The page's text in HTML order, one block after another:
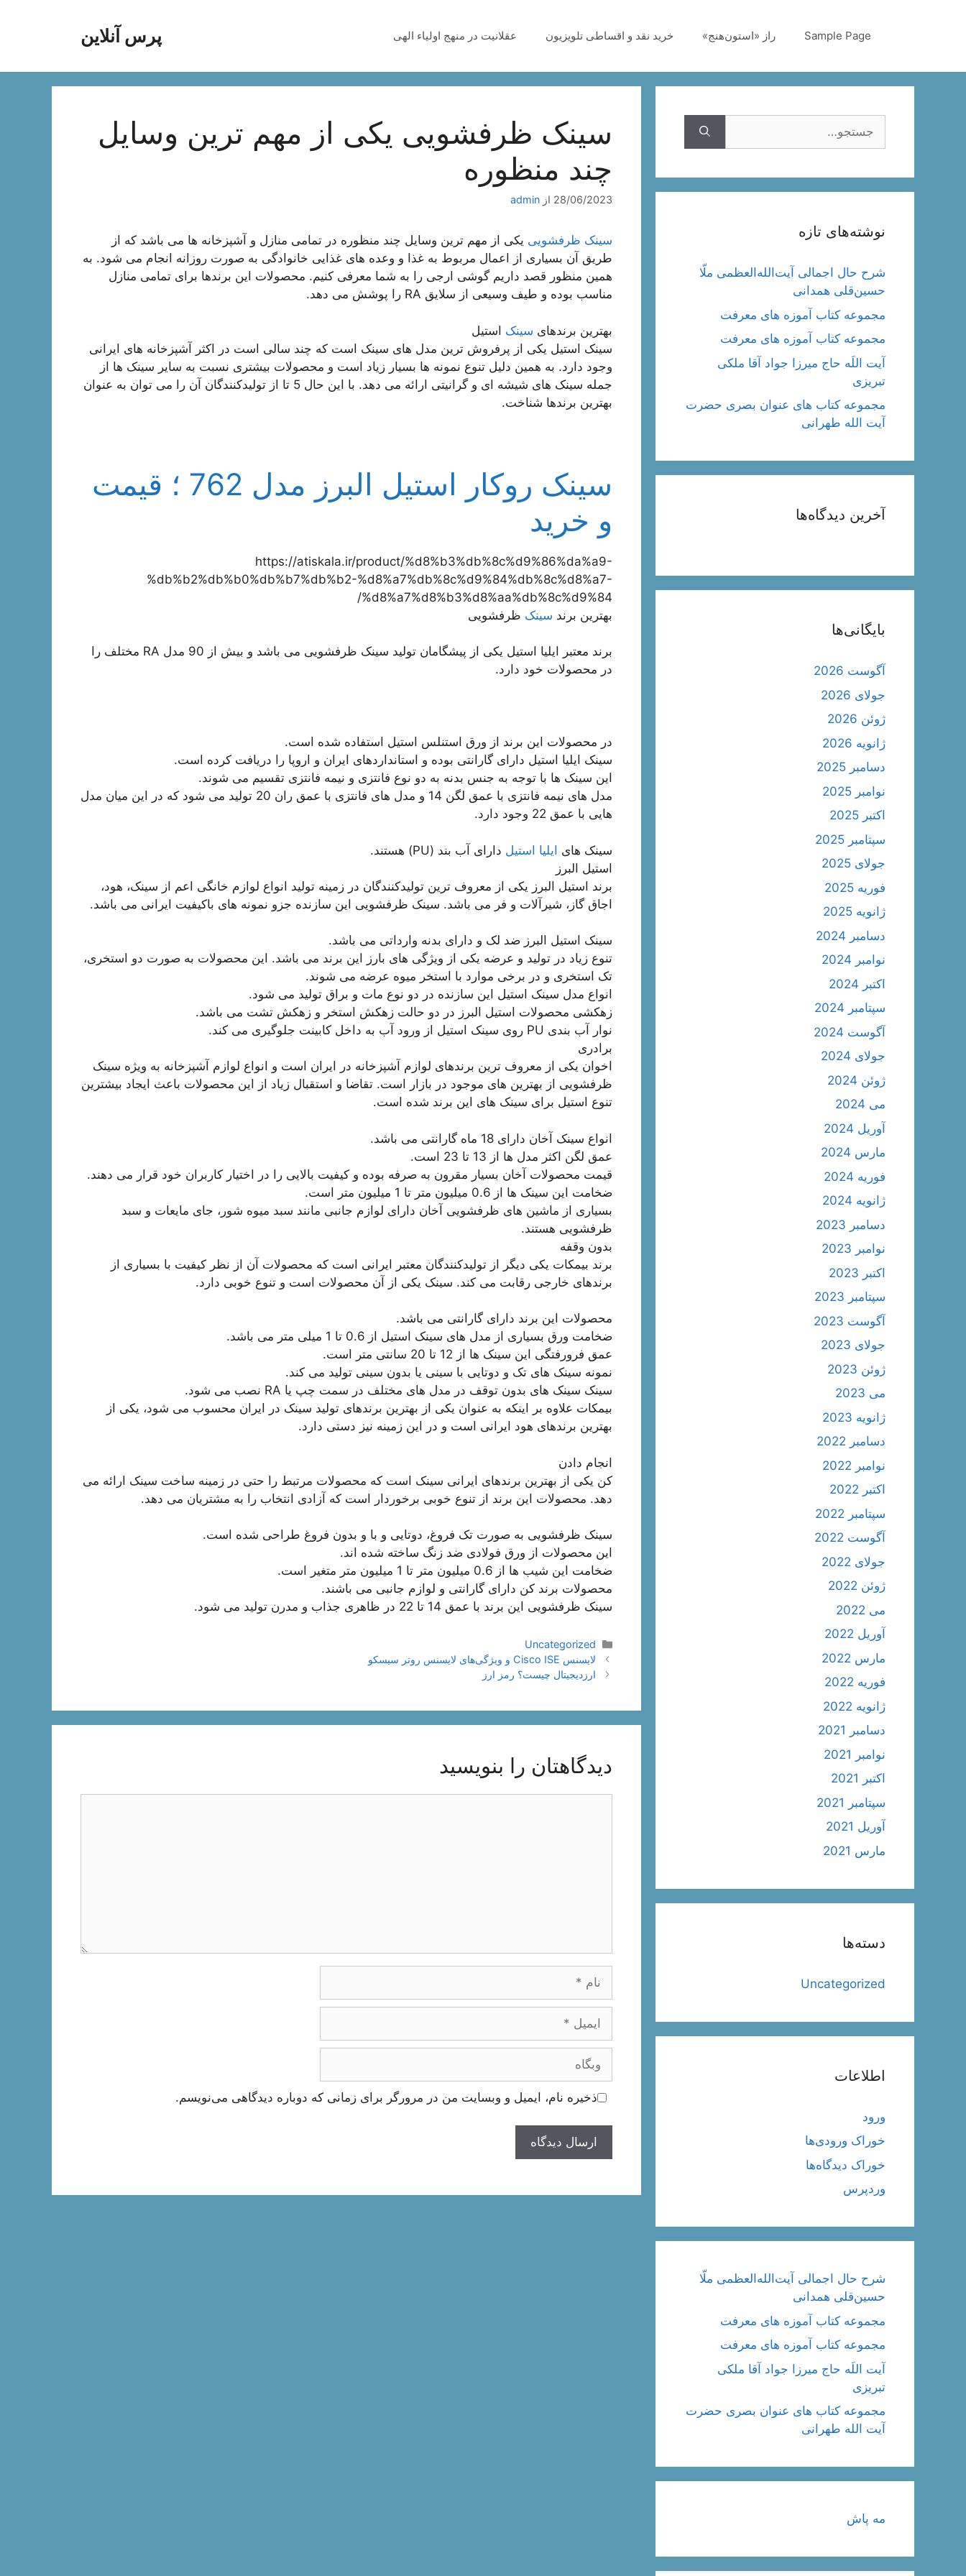
پرس آنلاین Sample Page راز «استون‌هنج» خرید نقد و اقساطی تلویزیون عقلانیت در منهج اولیاء الهی
سینک ظرفشویی یکی از مهم ترین وسایل
چند منظوره
28/06/2023 از admin
سینک ظرفشویی یکی از مهم ترین وسایل چند منظوره در تمامی منازل و آشپزخانه ها می باشد که از
طریق آن بسیاری از اعمال مربوط به غذا و وعده های غذایی خانوادگی به صورت روزانه انجام می شود. به
همین منظور قصد داریم گوشی ارجی را به شما معرفی کنیم. محصولات این برندها برای تمامی منازل
مناسب بوده و طیف وسیعی از سلایق RA را پوشش می دهد.
بهترین برندهای سینک استیل
سینک استیل یکی از پرفروش ترین مدل های سینک است که چند سالی است در اکثر آشپزخانه های ایرانی
وجود دارد. به همین دلیل تنوع نمونه ها بسیار زیاد است و محصولات بیشتری نسبت به سایر سینک ها از
جمله سینک های شیشه ای و گرانیتی ارائه می دهد. با این حال 5 تا از تولیدکنندگان آن را می توان به عنوان
بهترین برندها شناخت.
سینک روکار استیل البرز مدل 762 ؛ قیمت
و خرید
https://atiskala.ir/product/%d8%b3%db%8c%d9%86%da%a9-
%db%b2%db%b0%db%b7%db%b2-%d8%a7%db%8c%d9%84%db%8c%d8%a7-
%d8%a7%d8%b3%d8%aa%db%8c%d9%84/
بهترین برند سینک ظرفشویی
برند معتبر ایلیا استیل یکی از پیشگامان تولید سینک ظرفشویی می باشد و بیش از 90 مدل RA مختلف را
در محصولات خود دارد.
در محصولات این برند از ورق استنلس استیل استفاده شده است.
سینک ایلیا استیل دارای گارانتی بوده و استانداردهای ایران و اروپا را دریافت کرده است.
این سینک ها با توجه به جنس بدنه به دو نوع فانتزی و نیمه فانتزی تقسیم می شوند.
مدل های نیمه فانتزی با عمق لگن 14 و مدل های فانتزی با عمق ران 20 تولید می شود که در این میان مدل
هایی با عمق 22 وجود دارد.
سینک های ایلیا استیل دارای آب بند (PU) هستند.
استیل البرز
برند استیل البرز یکی از معروف ترین تولیدکنندگان در زمینه تولید انواع لوازم خانگی اعم از سینک، هود،
اجاق گاز، شیرآلات و فر می باشد. سینک ظرفشویی این سازنده جزو نمونه های باکیفیت ایرانی می باشد.
سینک استیل البرز ضد لک و دارای بدنه وارداتی می باشد.
تنوع زیاد در تولید و عرضه یکی از ویژگی های بارز این برند می باشد. این محصولات به صورت دو استخری،
تک استخری و در برخی موارد با استخر میوه عرضه می شوند.
انواع مدل سینک استیل این سازنده در دو نوع مات و براق تولید می شود.
زهکشی محصولات استیل البرز در دو حالت زهکش استخر و زهکش تشت می باشد.
نوار آب بندی PU روی سینک استیل از ورود آب به داخل کابینت جلوگیری می کند.
برادری
اخوان یکی از معروف ترین برندهای لوازم آشپزخانه در ایران است و انواع لوازم آشپزخانه به ویژه سینک
ظرفشویی از بهترین های موجود در بازار است. تقاضا و استقبال زیاد از این محصولات باعث ایجاد بیشترین
تنوع استیل برای سینک های این برند شده است.
انواع سینک آخان دارای 18 ماه گارانتی می باشد.
عمق لگن اکثر مدل ها از 13 تا 23 است.
قیمت محصولات آخان بسیار مقرون به صرفه بوده و کیفیت بالایی را در اختیار کاربران خود قرار می دهند.
ضخامت این سینک ها از 0.6 میلیون متر تا 1 میلیون متر است.
بسیاری از ماشین های ظرفشویی آخان دارای لوازم جانبی مانند سبد میوه شور، جای مایعات و سبد
ظرفشویی هستند.
بدون وقفه
برند بیمکات یکی دیگر از تولیدکنندگان معتبر ایرانی است که محصولات آن از نظر کیفیت با بسیاری از
برندهای خارجی رقابت می کند. سینک یکی از آن محصولات است و تنوع خوبی دارد.
محصولات این برند دارای گارانتی می باشد.
ضخامت ورق بسیاری از مدل های سینک استیل از 0.6 تا 1 میلی متر می باشد.
عمق فرورفتگی این سینک ها از 12 تا 20 سانتی متر است.
نمونه سینک های تک و دوتایی با سینی یا بدون سینی تولید می کند.
سینک سینک های بدون توقف در مدل های مختلف در سمت چپ یا RA نصب می شود.
بیمکات علاوه بر اینکه به عنوان یکی از بهترین برندهای تولید سینک در ایران محسوب می شود، یکی از
بهترین برندهای هود ایرانی است و در این زمینه نیز دستی دارد.
انجام دادن
کن یکی از بهترین برندهای ایرانی سینک است که محصولات مرتبط را حتی در زمینه ساخت سینک ارائه می
دهد. محصولات این برند از تنوع خوبی برخوردار است که آزادی انتخاب را به مشتریان می دهد.
سینک ظرفشویی به صورت تک فروغ، دوتایی و با و بدون فروغ طراحی شده است.
این محصولات از ورق فولادی ضد زنگ ساخته شده اند.
ضخامت این شیب ها از 0.6 میلیون متر تا 1 میلیون متر متغیر است.
محصولات برند کن دارای گارانتی و لوازم جانبی می باشند.
سینک ظرفشویی این برند با عمق 14 تا 22 در ظاهری جذاب و مدرن تولید می شود.
دسته‌ها
Uncategorized
ناوبری
نوشته‌ها
لایسنس Cisco ISE و ویژگی‌های لایسنس روتر سیسکو
ارزدیجیتال چیست؟ رمز ارز
دیدگاهتان را بنویسید
ایمیل
وبگاه
ذخیره نام، ایمیل و وبسایت من در مرورگر برای زمانی که دوباره دیدگاهی می‌نویسم.
نوشته‌های تازه
شرح حال اجمالی آیت‌الله‌العظمی ملّا
حسین‌قلی همدانی
مجموعه کتاب آموزه های معرفت
مجموعه کتاب آموزه های معرفت
آیت اللَه حاج میرزا جواد آقا ملکی
تبریزی
مجموعه کتاب های عنوان بصری حضرت
آیت الله طهرانی
آخرین دیدگاه‌ها
بایگانی‌ها
آگوست 2026
جولای 2026
ژوئن 2026
ژانویه 2026
دسامبر 2025
نوامبر 2025
اکتبر 2025
سپتامبر 2025
جولای 2025
فوریه 2025
ژانویه 2025
دسامبر 2024
نوامبر 2024
اکتبر 2024
سپتامبر 2024
آگوست 2024
جولای 2024
ژوئن 2024
می 2024
آوریل 2024
مارس 2024
فوریه 2024
ژانویه 2024
دسامبر 2023
نوامبر 2023
اکتبر 2023
سپتامبر 2023
آگوست 2023
جولای 2023
ژوئن 2023
می 2023
ژانویه 2023
دسامبر 2022
نوامبر 2022
اکتبر 2022
سپتامبر 2022
آگوست 2022
جولای 2022
ژوئن 2022
می 2022
آوریل 2022
مارس 2022
فوریه 2022
ژانویه 2022
دسامبر 2021
نوامبر 2021
اکتبر 2021
سپتامبر 2021
آوریل 2021
مارس 2021
دسته‌ها
Uncategorized
اطلاعات
ورود
خوراک ورودی‌ها
خوراک دیدگاه‌ها
وردپرس
شرح حال اجمالی آیت‌الله‌العظمی ملّا
حسین‌قلی همدانی
مجموعه کتاب آموزه های معرفت
مجموعه کتاب آموزه های معرفت
آیت اللَه حاج میرزا جواد آقا ملکی
تبریزی
مجموعه کتاب های عنوان بصری حضرت
آیت الله طهرانی
مه پاش